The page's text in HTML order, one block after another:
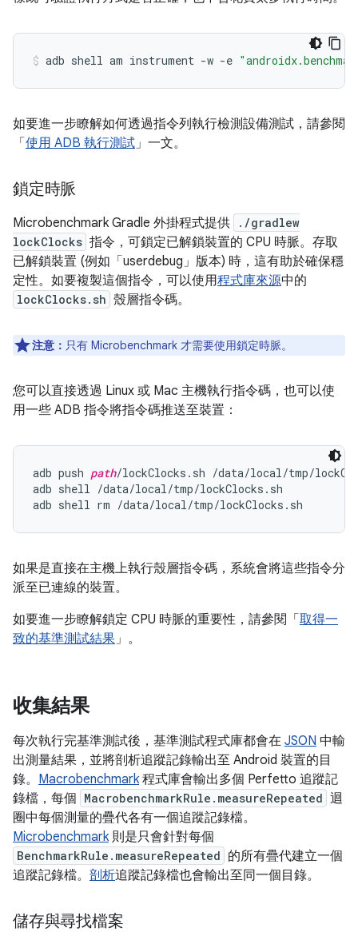
adb shell am instrument -w -e
如要進一步瞭解如何透過指令列執行檢測設備測試，請參閱
「 使用 ADB 執行測試」一文。
鎖定時脈
Microbenchmark Gradle 外掛程式提供
./gradlew
lockClocks 指令，可鎖定已解鎖裝置的 CPU 時脈。存取
已解鎖裝置 (例如「userdebug」版本) 時，這有助於確保穩
定性。如要複製這個指令，可以使用程式庫來源中的
lockClocks.sh 殼層指令碼。
注意： 只有 Microbenchmark 才需要使用鎖定時脈。
您可以直接透過 Linux 或 Mac 主機執行指令碼，也可以使
用一些 ADB 指令將指令碼推送至裝置：
adb push path/lockClocks.sh /data/local/tmp/
adb shell /data/local/tmp/lockClocks.sh
如果是直接在主機上執行殼層指令碼，系統會將這些指令分
派至已連線的裝置。
如要進一步瞭解鎖定 CPU 時脈的重要性，請參閱「 取得一
致的基準測試結果」。
收集結果
每次執行完基準測試後，基準測試程式庫都會在 JSON 中輸
出測量結果，並將剖析追蹤記錄輸出至 Android 裝置的目
錄。 Macrobenchmark程式庫會輸出多個 Perfetto 追蹤記
錄檔，每個 MacrobenchmarkRule.measureRepeated 迴
圈中每個測量的疊代各有一個追蹤記錄檔。
Microbenchmark則是只會針對每個
BenchmarkRule.measureRepeated 的所有疊代建立一個
追蹤記錄檔。 剖析追蹤記錄檔也會輸出至同一個目錄。
儲存與尋找檔案